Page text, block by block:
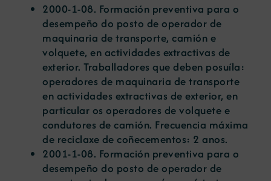
2000-1-08. Formación preventiva para o
desempeño do posto de operador de
maquinaria de transporte, camión e
volquete, en actividades extractivas de
exterior. Traballadores que deben posuíla:
operadores de maquinaria de transporte
en actividades extractivas de exterior, en
particular os operadores de volquete e
condutores de camión. Frecuencia máxima
de reciclaxe de coñecementos: 2 anos.
2001-1-08. Formación preventiva para o
desempeño do posto de operador de